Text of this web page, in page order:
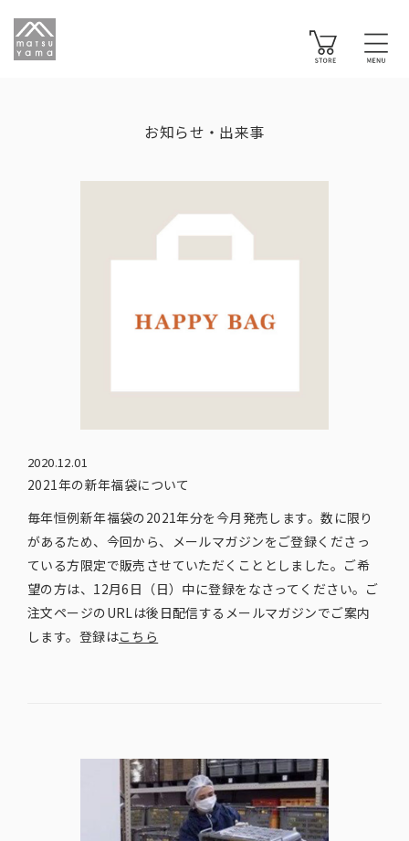
お知らせ・出来事
2020.12.01
2021年の新年福袋について
毎年恒例新年福袋の2021年分を今月発売します。数に限り
があるため、今回から、メールマガジンをご登録くださっ
ている方限定で販売させていただくこととしました。ご希
望の方は、12月6日（日）中に登録をなさってください。ご
注文ページのURLは後日配信するメールマガジンでご案内
します。登録はこちら